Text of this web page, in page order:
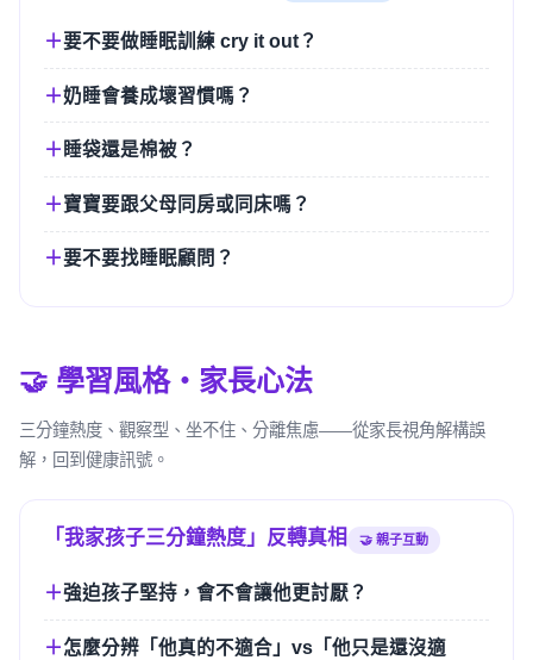
要不要做睡眠訓練 cry it out？
奶睡會養成壞習慣嗎？
睡袋還是棉被？
寶寶要跟父母同房或同床嗎？
要不要找睡眠顧問？
🤝 學習風格・家長心法
三分鐘熱度、觀察型、坐不住、分離焦慮——從家長視角解構誤
解，回到健康訊號。
「我家孩子三分鐘熱度」反轉真相 🤝 親子互動
強迫孩子堅持，會不會讓他更討厭？
怎麼分辨「他真的不適合」vs「他只是還沒適